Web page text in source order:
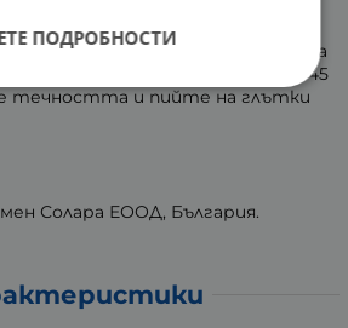
това престоява още 20 мин.
300 мл студена вода, залейте 2
Оставете да се накисне за
затоплете на котлон до около 45
течността и пийте на глътки
Солара ЕООД, България.
ПОДРОБНОСТИ